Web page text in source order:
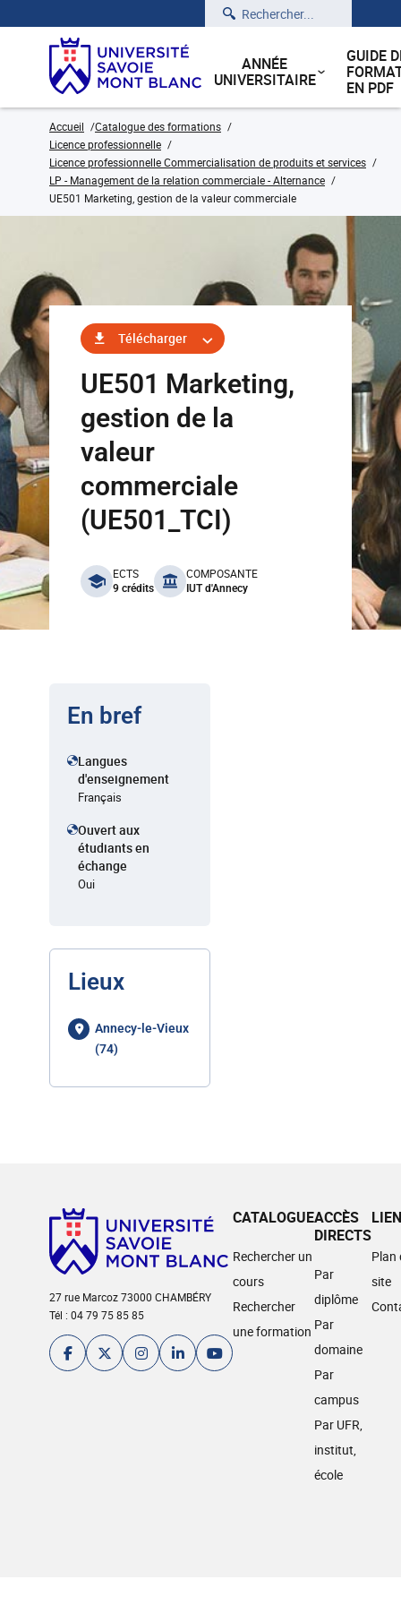
Rechercher
ANNÉE
UNIVERSITAIRE
GUIDE
EN PDF
Accueil
Catalogue des formations
Licence professionnelle
Licence professionnelle Commercialisation de produits et services
LP - Management de la relation commerciale - Alternance
UE501 Marketing, gestion de la valeur commerciale
Télécharger
UE501 Marketing,
gestion de la
valeur
commerciale
(UE501_TCI)
benefits
ECTS
9 crédits
COMPOSANTE
IUT d'Annecy
En bref
Langues
d'enseignement
Français
Ouvert aux
étudiants en
échange
Oui
Lieux
Annecy-le-Vieux
(74)
27 rue Marcoz 73000 CHAMBÉRY
Tél : 04 79 75 85 85
CATALOGUE
Rechercher un
cours
Rechercher
une formation
ACCÈS
DIRECTS
Par
diplôme
Par
domaine
Par
campus
Par UFR,
institut,
école
Plan
site